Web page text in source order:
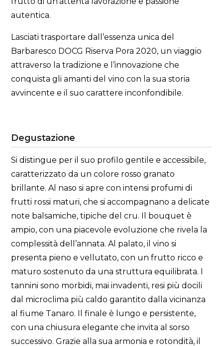
autentica.
Lasciati trasportare dall’essenza unica del
Barbaresco DOCG Riserva Pora 2020, un viaggio
attraverso la tradizione e l’innovazione che
conquista gli amanti del vino con la sua storia
avvincente e il suo carattere inconfondibile.
Degustazione
Si distingue per il suo profilo gentile e accessibile,
caratterizzato da un colore rosso granato
brillante. Al naso si apre con intensi profumi di
frutti rossi maturi, che si accompagnano a delicate
note balsamiche, tipiche del cru. Il bouquet è
ampio, con una piacevole evoluzione che rivela la
complessità dell’annata. Al palato, il vino si
presenta pieno e vellutato, con un frutto ricco e
maturo sostenuto da una struttura equilibrata. I
tannini sono morbidi, mai invadenti, resi più docili
dal microclima più caldo garantito dalla vicinanza
al fiume Tanaro. Il finale è lungo e persistente,
con una chiusura elegante che invita al sorso
successivo. Grazie alla sua armonia e rotondità, il